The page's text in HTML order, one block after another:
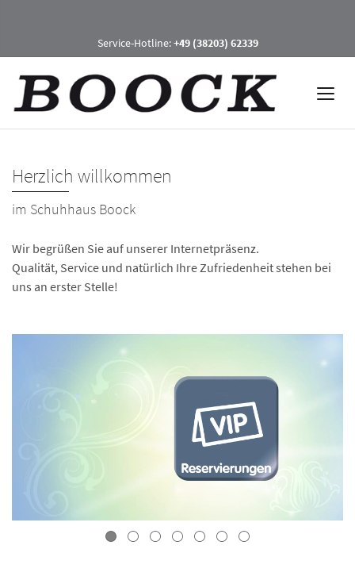
Service-Hotline:+49 (38203) 62339
Herzlich willkommen
im Schuhhaus Boock
Wir begrüßen Sie auf unserer Internetpräsenz.
Qualität, Service und natürlich Ihre Zufriedenheit stehen bei
uns an erster Stelle!